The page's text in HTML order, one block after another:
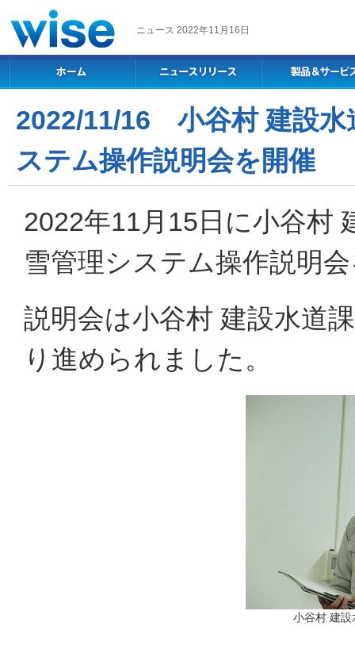
ニュース 2022年11月16日
2022/11/16 小谷村 建設水
ステム操作説明会を開催
2022年11月15日に小谷村
雪管理システム操作説明
説明会は小谷村 建設水道
り進められました。
小谷村 建